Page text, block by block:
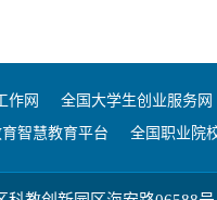
作网 全国大学生创业服务网
智慧教育平台 全国职业院